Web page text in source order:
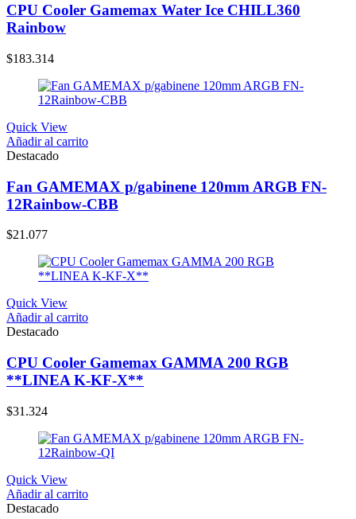
CPU Cooler Gamemax Water Ice CHILL360
Rainbow
$183.314
Quick View
Añadir al carrito
Destacado
Fan GAMEMAX p/gabinene 120mm ARGB FN-
12Rainbow-CBB
$21.077
Quick View
Añadir al carrito
Destacado
CPU Cooler Gamemax GAMMA 200 RGB
**LINEA K-KF-X**
$31.324
Quick View
Añadir al carrito
Destacado